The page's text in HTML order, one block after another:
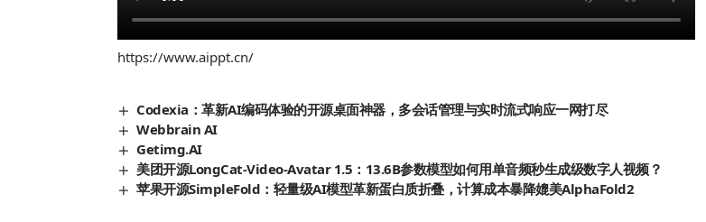
https://www.aippt.cn/
Codexia：革新AI编码体验的开源桌面神器，多会话管理与实时流式响应一网打尽
Webbrain AI
Getimg.AI
美团开源LongCat-Video-Avatar 1.5：13.6B参数模型如何用单音频秒生成级数字人视频？
苹果开源SimpleFold：轻量级AI模型革新蛋白质折叠，计算成本暴降媲美AlphaFold2